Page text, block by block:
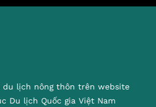
du lịch nông thôn trên website
Du lịch Quốc gia Việt Nam